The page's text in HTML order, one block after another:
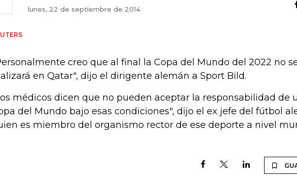
lunes, 22 de septiembre de 2014
creo que al final la Copa del Mundo del 2022 no
en Qatar", dijo el dirigente alemán a Sport Bild.
médicos dicen que no pueden aceptar la responsabilidad de
del Mundo bajo esas condiciones", dijo el ex jefe del fútbol
es miembro del organismo rector de ese deporte a nivel